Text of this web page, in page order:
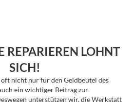
REPARIEREN LOHNT
SICH!
nicht nur für den Geldbeutel des
ein wichtiger Beitrag zur
unterstützen wir, die Werkstatt